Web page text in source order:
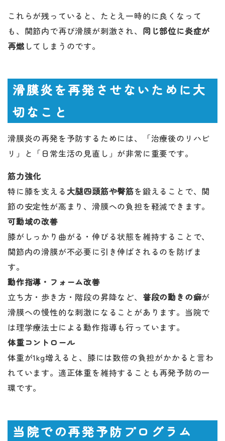
これらが残っていると、たとえ一時的に良くなって
も、関節内で再び滑膜が刺激され、 同じ部位に炎症が
再燃 してしまうのです。
滑膜炎を再発させないために大
切なこと
滑膜炎の再発を予防するためには、「治療後のリハビ
リ」と「日常生活の見直し」が非常に重要です。
筋力強化
特に膝を支える 大腿四頭筋や臀筋を鍛えることで、関
節の安定性が高まり、滑膜への負担を軽減できます。
可動域の改善
膝がしっかり曲がる・伸びる状態を維持することで、
関節内の滑膜が不必要に引き伸ばされるのを防げま
す。
動作指導・フォーム改善
立ち方・歩き方・階段の昇降など、 普段の動きの癖が
滑膜への慢性的な刺激になることがあります。当院で
は理学療法士による動作指導も行っています。
体重コントロール
体重が1kg増えると、膝には数倍の負担がかかると言わ
れています。適正体重を維持することも再発予防の一
環です。
当院での再発予防プログラム